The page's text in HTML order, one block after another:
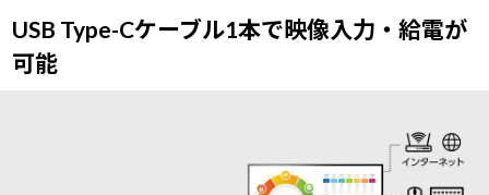
USB Type-Cケーブル1本で映像入力・給電が
可能